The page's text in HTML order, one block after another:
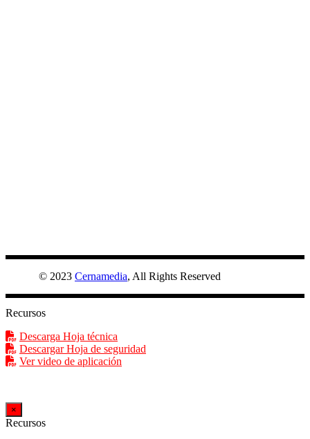
© 2023 Cernamedia, All Rights Reserved
Recursos
Descarga Hoja técnica
Descargar Hoja de seguridad
Ver video de aplicación
×
Recursos